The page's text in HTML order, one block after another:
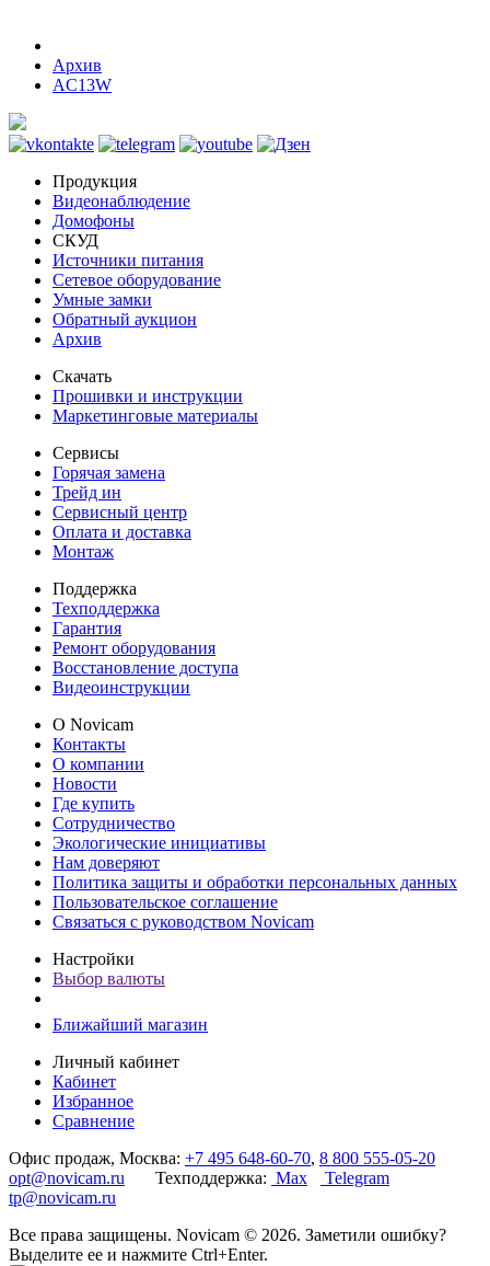
Архив
AC13W
Продукция
Видеонаблюдение
Домофоны
СКУД
Источники питания
Сетевое оборудование
Умные замки
Обратный аукцион
Архив
Скачать
Прошивки и инструкции
Маркетинговые материалы
Сервисы
Горячая замена
Трейд ин
Сервисный центр
Оплата и доставка
Монтаж
Поддержка
Техподдержка
Гарантия
Ремонт оборудования
Восстановление доступа
Видеоинструкции
О Novicam
Контакты
О компании
Новости
Где купить
Сотрудничество
Экологические инициативы
Нам доверяют
Политика защиты и обработки персональных данных
Пользовательское соглашение
Связаться с руководством Novicam
Настройки
Выбор валюты
Ближайший магазин
Личный кабинет
Кабинет
Избранное
Сравнение
Офис продаж, Москва: +7 495 648-60-70, 8 800 555-05-20
opt@novicam.ru Техподдержка: Max
Telegram
tp@novicam.ru
Все права защищены. Novicam © 2026. Заметили ошибку?
Выделите ее и нажмите Ctrl+Enter.